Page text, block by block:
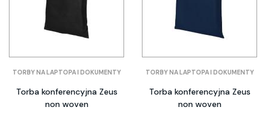
TORBY NA LAPTOPA I DOKUMENTY
Torba konferencyjna Zeus
non woven
TORBY NA LAPTOPA I DOKUMENTY
Torba konferencyjna Zeus
non woven